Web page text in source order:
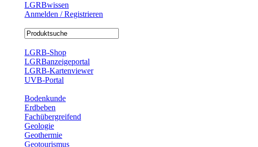
LGRBwissen
Anmelden / Registrieren
LGRB-Shop
LGRBanzeigeportal
LGRB-Kartenviewer
UVB-Portal
Bodenkunde
Erdbeben
Fachübergreifend
Geologie
Geothermie
Geotourismus